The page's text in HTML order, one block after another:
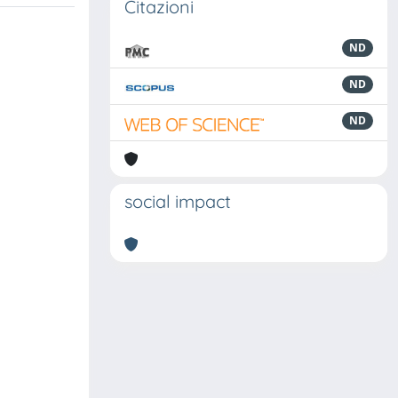
Citazioni
ND
ND
ND
social impact